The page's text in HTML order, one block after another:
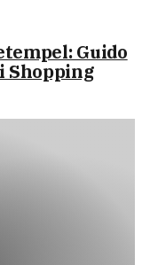
Guido
Shopping